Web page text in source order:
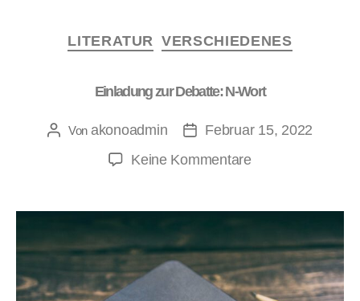
LITERATUR VERSCHIEDENES
Einladung zur Debatte: N-Wort
Von akonoadmin
Februar 15, 2022
Keine Kommentare